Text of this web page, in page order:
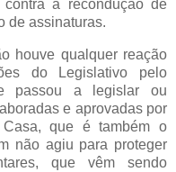
a recondução de
de assinaturas.
houve qualquer reação
do Legislativo pelo
passou a legislar ou
e aprovadas por
que é também o
não agiu para proteger
que vêm sendo